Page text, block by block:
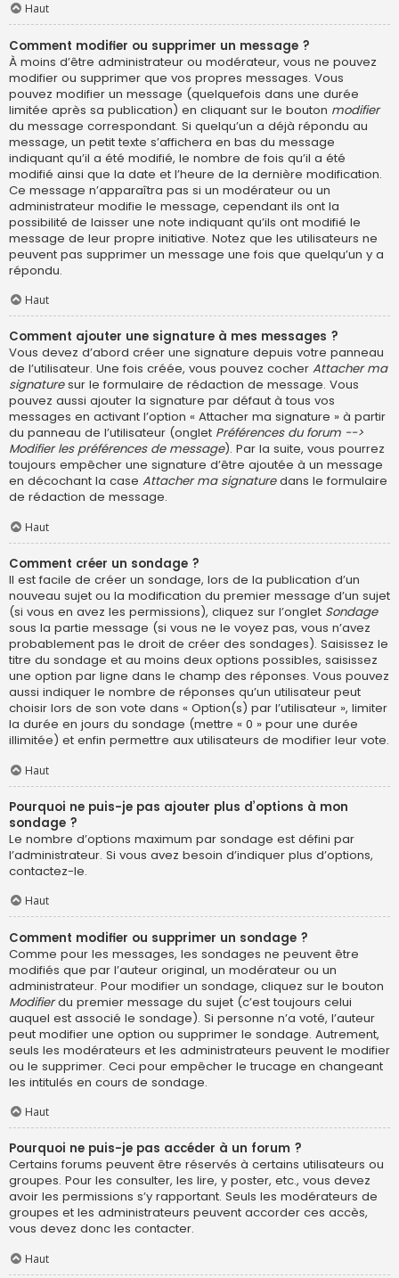
Haut
Comment modifier ou supprimer un message ?
À moins d’être administrateur ou modérateur, vous ne pouvez
modifier ou supprimer que vos propres messages. Vous
pouvez modifier un message (quelquefois dans une durée
limitée après sa publication) en cliquant sur le bouton modifier
du message correspondant. Si quelqu’un a déjà répondu au
message, un petit texte s’affichera en bas du message
indiquant qu’il a été modifié, le nombre de fois qu’il a été
modifié ainsi que la date et l’heure de la dernière modification.
Ce message n’apparaîtra pas si un modérateur ou un
administrateur modifie le message, cependant ils ont la
possibilité de laisser une note indiquant qu’ils ont modifié le
message de leur propre initiative. Notez que les utilisateurs ne
peuvent pas supprimer un message une fois que quelqu’un y a
répondu.
Haut
Comment ajouter une signature à mes messages ?
Vous devez d’abord créer une signature depuis votre panneau
de l’utilisateur. Une fois créée, vous pouvez cocher Attacher ma
signaturesur le formulaire de rédaction de message. Vous
pouvez aussi ajouter la signature par défaut à tous vos
messages en activant l’option « Attacher ma signature » à partir
du panneau de l’utilisateur (onglet Préférences du forum -->
Modifier les préférences de message). Par la suite, vous pourrez
toujours empêcher une signature d’être ajoutée à un message
en décochant la case Attacher ma signaturedans le formulaire
de rédaction de message.
Haut
Comment créer un sondage ?
Il est facile de créer un sondage, lors de la publication d’un
nouveau sujet ou la modification du premier message d’un sujet
(si vous en avez les permissions), cliquez sur l’onglet Sondage
sous la partie message (si vous ne le voyez pas, vous n’avez
probablement pas le droit de créer des sondages). Saisissez le
titre du sondage et au moins deux options possibles, saisissez
une option par ligne dans le champ des réponses. Vous pouvez
aussi indiquer le nombre de réponses qu’un utilisateur peut
choisir lors de son vote dans « Option(s) par l’utilisateur », limiter
la durée en jours du sondage (mettre « 0 » pour une durée
illimitée) et enfin permettre aux utilisateurs de modifier leur vote.
Haut
Pourquoi ne puis-je pas ajouter plus d’options à mon
sondage ?
Le nombre d’options maximum par sondage est défini par
l’administrateur. Si vous avez besoin d’indiquer plus d’options,
contactez-le.
Haut
Comment modifier ou supprimer un sondage ?
Comme pour les messages, les sondages ne peuvent être
modifiés que par l’auteur original, un modérateur ou un
administrateur. Pour modifier un sondage, cliquez sur le bouton
Modifierdu premier message du sujet (c’est toujours celui
auquel est associé le sondage). Si personne n’a voté, l’auteur
peut modifier une option ou supprimer le sondage. Autrement,
seuls les modérateurs et les administrateurs peuvent le modifier
ou le supprimer. Ceci pour empêcher le trucage en changeant
les intitulés en cours de sondage.
Haut
Pourquoi ne puis-je pas accéder à un forum ?
Certains forums peuvent être réservés à certains utilisateurs ou
groupes. Pour les consulter, les lire, y poster, etc., vous devez
avoir les permissions s’y rapportant. Seuls les modérateurs de
groupes et les administrateurs peuvent accorder ces accès,
vous devez donc les contacter.
Haut